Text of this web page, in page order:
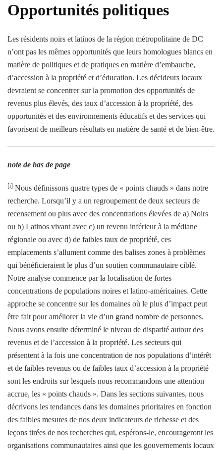
Opportunités politiques
Les résidents noirs et latinos de la région métropolitaine de DC
n’ont pas les mêmes opportunités que leurs homologues blancs en
matière de politiques et de pratiques en matière d’embauche,
d’accession à la propriété et d’éducation. Les décideurs locaux
devraient se concentrer sur la promotion des opportunités de
revenus plus élevés, des taux d’accession à la propriété, des
opportunités et des environnements éducatifs et des services qui
favorisent de meilleurs résultats en matière de santé et de bien-être.
note de bas de page
­­[i] Nous définissons quatre types de « points chauds » dans notre
recherche. Lorsqu’il y a un regroupement de deux secteurs de
recensement ou plus avec des concentrations élevées de a) Noirs
ou b) Latinos vivant avec c) un revenu inférieur à la médiane
régionale ou avec d) de faibles taux de propriété, ces
emplacements s’allument comme des balises zones à problèmes
qui bénéficieraient le plus d’un soutien communautaire ciblé.
Notre analyse commence par la localisation de fortes
concentrations de populations noires et latino-américaines. Cette
approche se concentre sur les domaines où le plus d’impact peut
être fait pour améliorer la vie d’un grand nombre de personnes.
Nous avons ensuite déterminé le niveau de disparité autour des
revenus et de l’accession à la propriété. Les secteurs qui
présentent à la fois une concentration de nos populations d’intérêt
et de faibles revenus ou de faibles taux d’accession à la propriété
sont les endroits sur lesquels nous recommandons une attention
accrue, les « points chauds ». Dans les sections suivantes, nous
décrivons les tendances dans les domaines prioritaires en fonction
des faibles mesures de nos deux indicateurs de richesse et des
leçons tirées de nos recherches qui, espérons-le, encourageront les
organisations communautaires ainsi que les gouvernements locaux